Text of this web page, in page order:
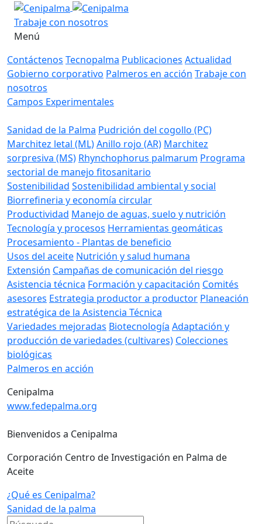
Trabaje con nosotros
Menú
Contáctenos Tecnopalma Publicaciones Actualidad
Gobierno corporativo Palmeros en acción Trabaje con
nosotros
Campos Experimentales
Sanidad de la Palma Pudrición del cogollo (PC)
Marchitez letal (ML)Anillo rojo (AR) Marchitez
sorpresiva (MS) Rhynchophorus palmarum Programa
sectorial de manejo fitosanitario
Sostenibilidad Sostenibilidad ambiental y social
Biorrefineria y economía circular
Productividad Manejo de aguas, suelo y nutrición
Tecnología y procesos Herramientas geomáticas
Procesamiento - Plantas de beneficio
Usos del aceite Nutrición y salud humana
Extensión Campañas de comunicación del riesgo
Asistencia técnica Formación y capacitación Comités
asesores Estrategia productor a productor Planeación
estratégica de la Asistencia Técnica
Variedades mejoradas Biotecnología Adaptación y
producción de variedades (cultivares) Colecciones
biológicas
Palmeros en acción
Cenipalma
www.fedepalma.org
Bienvenidos a Cenipalma
Corporación Centro de Investigación en Palma de
Aceite
¿Qué es Cenipalma?
Sanidad de la palma